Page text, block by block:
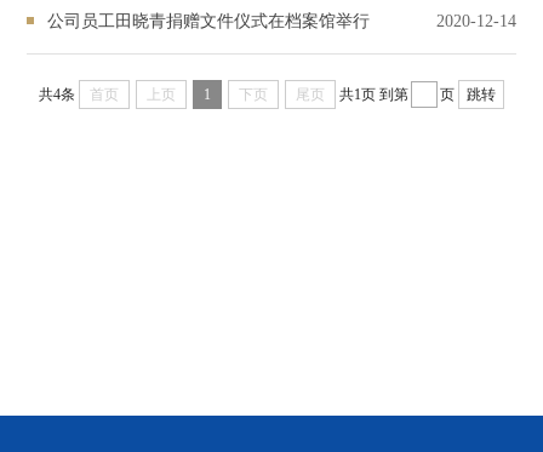
公司员工田晓青捐赠文件仪式在档案馆举行 2020-12-14
共4条 首页 上页 1 下页 尾页 共1页 到第 页 跳转